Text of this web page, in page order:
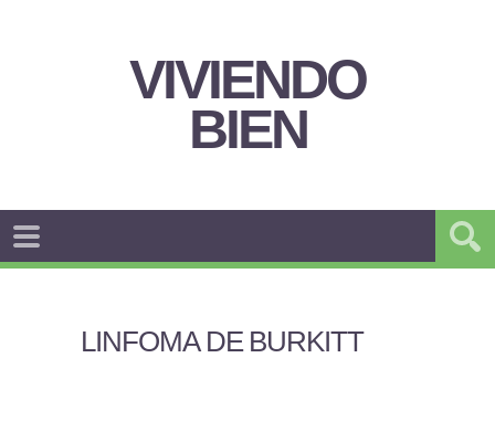
VIVIENDO
BIEN
LINFOMA DE BURKITT